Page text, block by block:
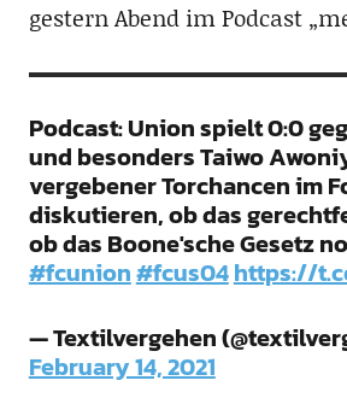
gestern Abend im Podcast
Podcast: Union spielt 0:0
und besonders Taiwo
vergebener Torchancen im
diskutieren, ob das
ob das Boone'sche Gesetz
#fcunion#fcus04https://
— Textilvergehen
February 14, 2021